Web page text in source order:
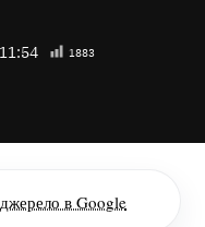
1883
в Google